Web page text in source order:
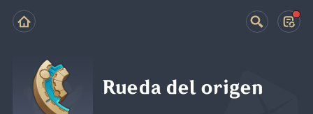
Rueda del origen